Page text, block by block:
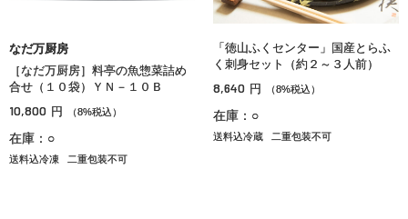
なだ万厨房
［なだ万厨房］料亭の魚惣菜詰め
合せ（１０袋）ＹＮ－１０Ｂ
10,800 円 （8%税込）
在庫：○
送料込冷凍 二重包装不可
「徳山ふくセンター」国産とらふ
く刺身セット（約２～３人前）
8,640 円 （8%税込）
在庫：○
送料込冷蔵 二重包装不可